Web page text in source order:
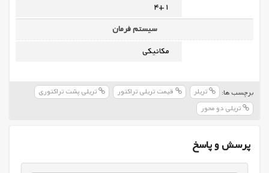
4+1
سیستم فرمان
مکانیکی
برچسب ها: تریلر قیمت تریلی تراکتور
تریلی پشت تراکتوری
تریلی دو محور
پرسش و پاسخ